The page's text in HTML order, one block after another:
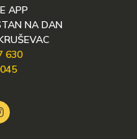
APP
NA DAN
630